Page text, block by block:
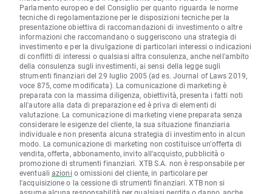
Parlamento europeo e del Consiglio per quanto riguarda le norme
tecniche di regolamentazione per le disposizioni tecniche per la
presentazione obiettiva di raccomandazioni di investimento o altre
informazioni che raccomandano o suggeriscono una strategia di
investimento e per la divulgazione di particolari interessi o indicazioni
di conflitti di interessi o qualsiasi altra consulenza, anche nell'ambito
della consulenza sugli investimenti, ai sensi della legge sugli
strumenti finanziari del 29 luglio 2005 (ad es. Journal of Laws 2019,
voce 875, come modificata). La comunicazione di marketing è
preparata con la massima diligenza, obiettività, presenta i fatti noti
all'autore alla data di preparazione ed è priva di elementi di
valutazione. La comunicazione di marketing viene preparata senza
considerare le esigenze del cliente, la sua situazione finanziaria
individuale e non presenta alcuna strategia di investimento in alcun
modo. La comunicazione di marketing non costituisce un'offerta di
vendita, offerta, abbonamento, invito all'acquisto, pubblicità o
promozione di strumenti finanziari. XTB S.A. non è responsabile per
eventuali azioni o omissioni del cliente, in particolare per
l'acquisizione o la cessione di strumenti finanziari. XTB non si